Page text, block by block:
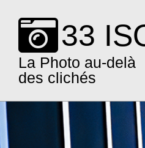
content
33
La Photo au-delà
des clichés